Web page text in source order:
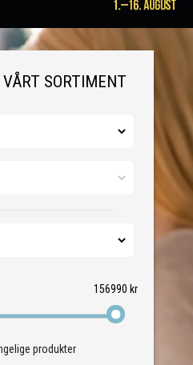
SORTIMENT
156990 kr
produkter